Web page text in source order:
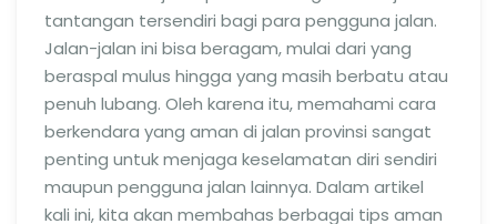
tantangan tersendiri bagi para pengguna jalan.
Jalan-jalan ini bisa beragam, mulai dari yang
beraspal mulus hingga yang masih berbatu atau
penuh lubang. Oleh karena itu, memahami cara
berkendara yang aman di jalan provinsi sangat
penting untuk menjaga keselamatan diri sendiri
maupun pengguna jalan lainnya. Dalam artikel
kali ini, kita akan membahas berbagai tips aman